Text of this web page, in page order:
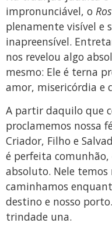
impronunciável, o
plenamente visível e
inapreensível.
nos revelou algo
mesmo: Ele é terna
amor, misericórdia e
A partir daquilo que
proclamemos nossa
Criador, Filho e
é perfeita
absoluto. Nele temos
caminhamos
destino e nosso
trindade una.